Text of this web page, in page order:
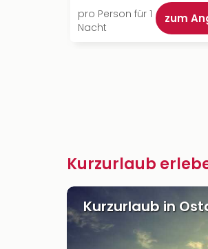
pro Person für 1
Nacht
zum
Kurzurlaub
Kurzurlaub in